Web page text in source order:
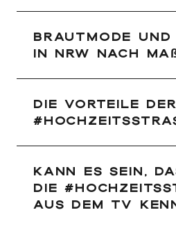
Brautmode und
in NRW nach
Die Vorteile der
Kann es sein,
die
aus dem TV